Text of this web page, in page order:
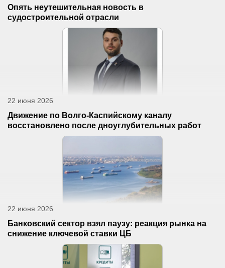
Опять неутешительная новость в
судостроительной отрасли
22 июня 2026
Движение по Волго-Каспийскому каналу
восстановлено после дноуглубительных работ
22 июня 2026
Банковский сектор взял паузу: реакция рынка на
снижение ключевой ставки ЦБ